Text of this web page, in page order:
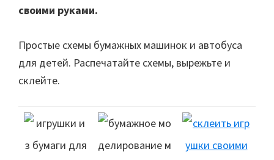
своими руками.
Простые схемы бумажных машинок и автобуса
для детей. Распечатайте схемы, вырежьте и
склейте.